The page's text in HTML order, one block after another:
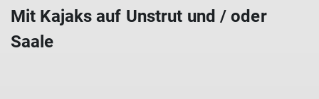
Mit Kajaks auf Unstrut und / oder
Saale